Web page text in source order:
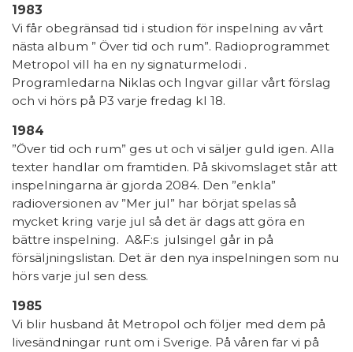
1983
Vi får obegränsad tid i studion för inspelning av vårt
nästa album ” Över tid och rum”. Radioprogrammet
Metropol vill ha en ny signaturmelodi .
Programledarna Niklas och Ingvar gillar vårt förslag
och vi hörs på P3 varje fredag kl 18.
1984
”Över tid och rum” ges ut och vi säljer guld igen. Alla
texter handlar om framtiden. På skivomslaget står att
inspelningarna är gjorda 2084. Den ”enkla”
radioversionen av ”Mer jul” har börjat spelas så
mycket kring varje jul så det är dags att göra en
bättre inspelning. A&F:s julsingel går in på
försäljningslistan. Det är den nya inspelningen som nu
hörs varje jul sen dess.
1985
Vi blir husband åt Metropol och följer med dem på
livesändningar runt om i Sverige. På våren far vi på